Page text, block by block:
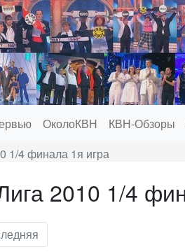
ОколоКВН КВН-Обзоры
1/4 финала 1я игра
2010 1/4